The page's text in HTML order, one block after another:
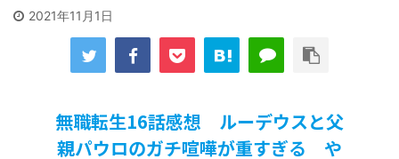
な…
美少女図鑑AWARD2026グランプリ・榎本彩乃、グラビア披
露！透明感が凄い！！
【朗報】齋藤飛鳥、前屈みで完全に見えてる動画が拡散され
【画像】『プリズマ☆イリヤ』の新グッズ、流石に一線を越
えてしまう
北原ももさんの挑発!!!
2021年11月1日
無職転生16話感想 ルーデウスと父
親パウロのガチ喧嘩が重すぎる や